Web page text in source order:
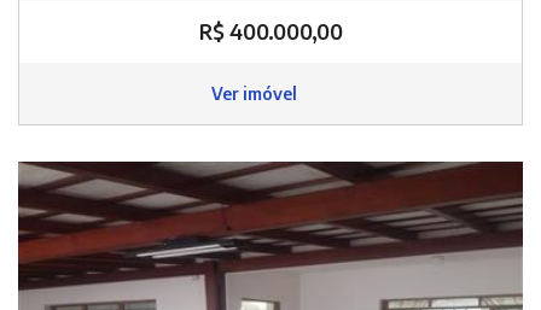
R$ 400.000,00
Ver imóvel